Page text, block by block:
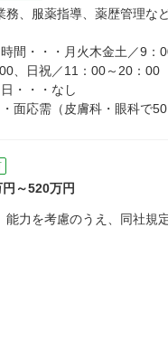
務、服薬指導、薬歴管理な
間・・・月火木金土／9：
、日祝／11：00～20：00
・・・なし
面応需（皮膚科・眼科で50
円～520万円
力を考慮のうえ、同社規